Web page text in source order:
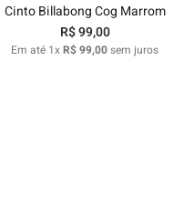
Cinto Billabong Cog Marrom
R$99,00
Em até 1xR$99,00sem juros